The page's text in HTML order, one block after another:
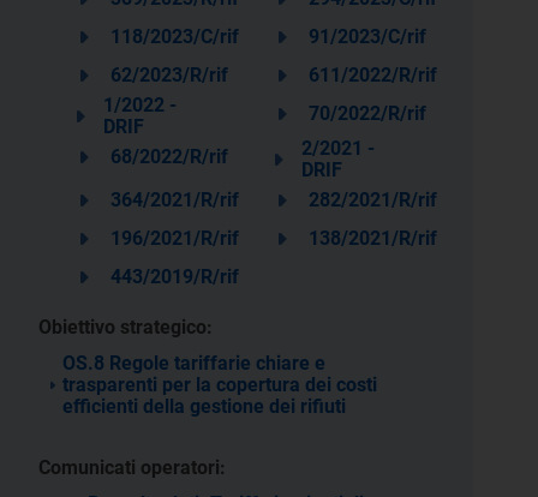
118/2023/C/rif
91/2023/C/rif
62/2023/R/rif
611/2022/R/rif
1/2022 -
DRIF
70/2022/R/rif
68/2022/R/rif
2/2021 -
DRIF
364/2021/R/rif
282/2021/R/rif
196/2021/R/rif
138/2021/R/rif
443/2019/R/rif
Obiettivo strategico:
OS.8 Regole tariffarie chiare e
trasparenti per la copertura dei costi
efficienti della gestione dei rifiuti
Comunicati operatori: